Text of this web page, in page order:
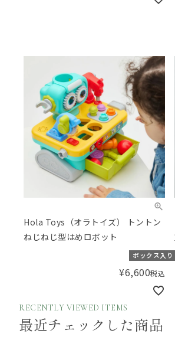
Hola Toys（オラトイズ） トントン
ねじねじ型はめロボット
ボックス入り
¥6,600税込
RECENTLY VIEWED ITEMS
最近チェックした商品